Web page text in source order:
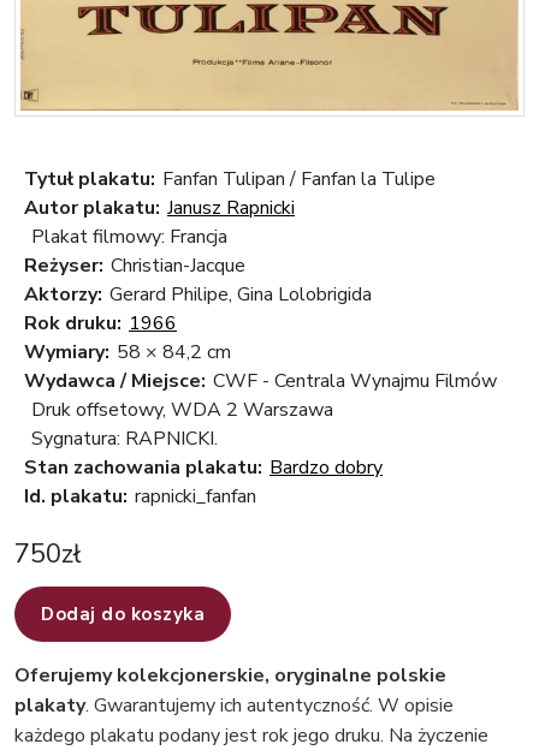
Tytuł plakatu: Fanfan Tulipan / Fanfan la Tulipe
Autor plakatu: Janusz Rapnicki
Plakat filmowy: Francja
Reżyser: Christian-Jacque
Aktorzy: Gerard Philipe, Gina Lolobrigida
Rok druku: 1966
Wymiary: 58 × 84,2 cm
Wydawca / Miejsce: CWF - Centrala Wynajmu Filmów
Druk offsetowy, WDA 2 Warszawa
Sygnatura: RAPNICKI.
Stan zachowania plakatu: Bardzo dobry
Id. plakatu: rapnicki_fanfan
750zł
Dodaj do koszyka
Oferujemy kolekcjonerskie, oryginalne polskie
plakaty. Gwarantujemy ich autentyczność. W opisie
każdego plakatu podany jest rok jego druku. Na życzenie